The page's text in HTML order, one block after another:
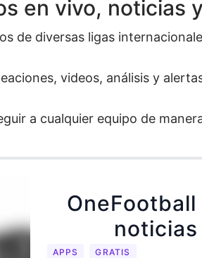
en vivo, noticias
de diversas ligas
videos, análisis y
a cualquier equipo de
APPS GRATIS